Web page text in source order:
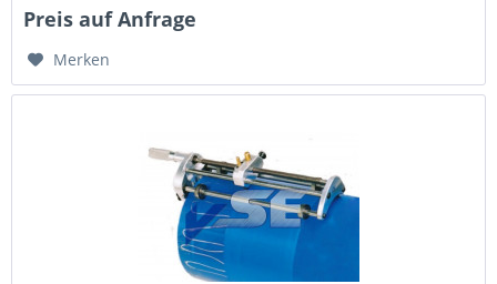
Preis auf Anfrage
Merken